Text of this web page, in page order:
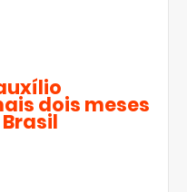
dois meses